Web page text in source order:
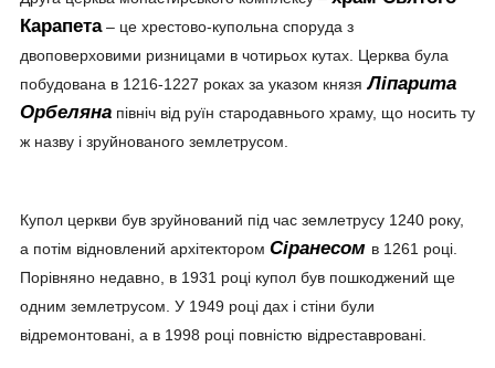
Карапета– це хрестово-купольна споруда з
двоповерховими ризницами в чотирьох кутах. Церква була
побудована в 1216-1227 роках за указом князя Ліпарита
Орбеляна північ від руїн стародавнього храму, що носить ту
ж назву і зруйнованого землетрусом.
Купол церкви був зруйнований під час землетрусу 1240 року,
а потім відновлений архітектором Сіранесом в 1261 році.
Порівняно недавно, в 1931 році купол був пошкоджений ще
одним землетрусом. У 1949 році дах і стіни були
відремонтовані, а в 1998 році повністю відреставровані.